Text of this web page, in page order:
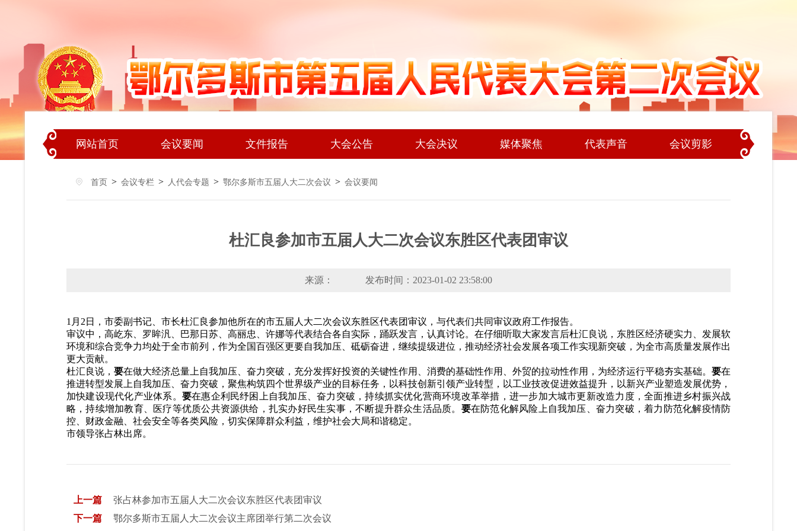
网站首页 会议要闻 文件报告 大会公告 大会决议 媒体聚焦 代表声音 会议剪影
首页 > 会议专栏 > 人代会专题 > 鄂尔多斯市五届人大二次会议 > 会议要闻
杜汇良参加市五届人大二次会议东胜区代表团审议
来源： 发布时间：2023-01-02 23:58:00
1月2日，市委副书记、市长杜汇良参加他所在的市五届人大二次会议东胜区代表团审议，与代表们共同审议政府工作报告。
审议中，高屹东、罗眸汎、巴那日苏、高丽忠、许娜等代表结合各自实际，踊跃发言，认真讨论。在仔细听取大家发言后杜汇良说，东胜区经济硬实力、发展软
环境和综合竞争力均处于全市前列，作为全国百强区更要自我加压、砥砺奋进，继续提级进位，推动经济社会发展各项工作实现新突破，为全市高质量发展作出
更大贡献。
杜汇良说， 要在做大经济总量上自我加压、奋力突破，充分发挥好投资的关键性作用、消费的基础性作用、外贸的拉动性作用，为经济运行平稳夯实基础。 要在
推进转型发展上自我加压、奋力突破，聚焦构筑四个世界级产业的目标任务，以科技创新引领产业转型，以工业技改促进效益提升，以新兴产业塑造发展优势，
加快建设现代化产业体系。 要在惠企利民纾困上自我加压、奋力突破，持续抓实优化营商环境改革举措，进一步加大城市更新改造力度，全面推进乡村振兴战
略，持续增加教育、医疗等优质公共资源供给，扎实办好民生实事，不断提升群众生活品质。 要在防范化解风险上自我加压、奋力突破，着力防范化解疫情防
控、财政金融、社会安全等各类风险，切实保障群众利益，维护社会大局和谐稳定。
市领导张占林出席。
上一篇
张占林参加市五届人大二次会议东胜区代表团审议
下一篇
鄂尔多斯市五届人大二次会议主席团举行第二次会议